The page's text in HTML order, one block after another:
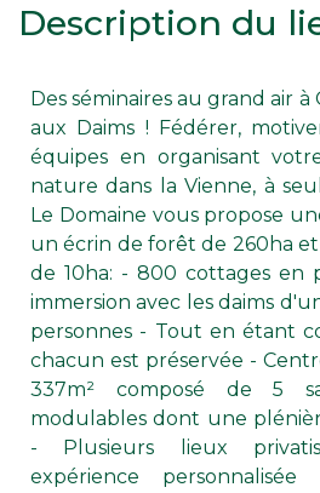
Description du
Des séminaires au grand air à
aux Daims ! Fédérer, motiver, récompenser vos
équipes en organisant
nature dans la Vienne, à
Le Domaine vous propose
un écrin de forêt de 260ha
de 10ha: - 800 cottages en pleine nature et en
immersion avec les daims
personnes - Tout en étant
chacun est préservée -
337m² composé de 5
modulables dont une
- Plusieurs lieux
expérience